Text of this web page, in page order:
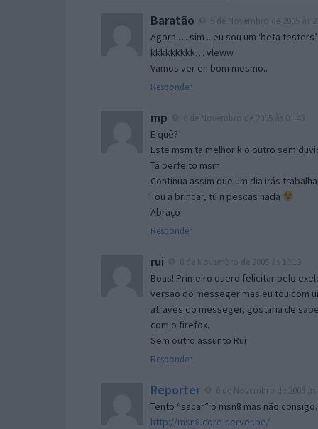
Baratão
Agora … sim .. eu sou um ‘beta testers’
kkkkkkkkk… vleww
Vamos ver eh bom mesmo..
Responder
mp
E quê?
Este msm ta melhor k o outro sem
Tá perfeito msm.
Continua assim que um dia irás
Tou a brincar, tu n pescas nada
Abraço
Responder
rui
Boas! Primeiro quero felicitar pelo
versao do messeger mas eu tou com
atraves do messeger, gostaria de
com o firefox.
Sem outro assunto Rui
Responder
Reporter
Tento “sacar” o msn8 mas não
http://msn8.core-server.be/